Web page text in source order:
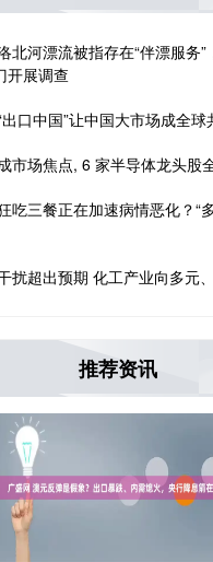
北河漂流被指存在“伴漂服务
开展调查
口中国”让中国大市场成全球
市场焦点, 6 家半导体龙头股
吃三餐正在加速病情恶化？“
扰超出预期 化工产业向多元
推荐资讯